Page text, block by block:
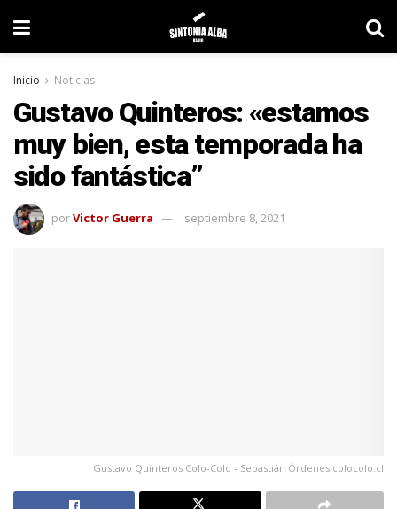
Inicio Noticias
Gustavo Quinteros: «estamos
muy bien, esta temporada ha
sido fantástica”
porVictor Guerra septiembre 8, 2021
Gustavo Quinteros Colo-Colo - Sebastián Órdenes colocolo.cl